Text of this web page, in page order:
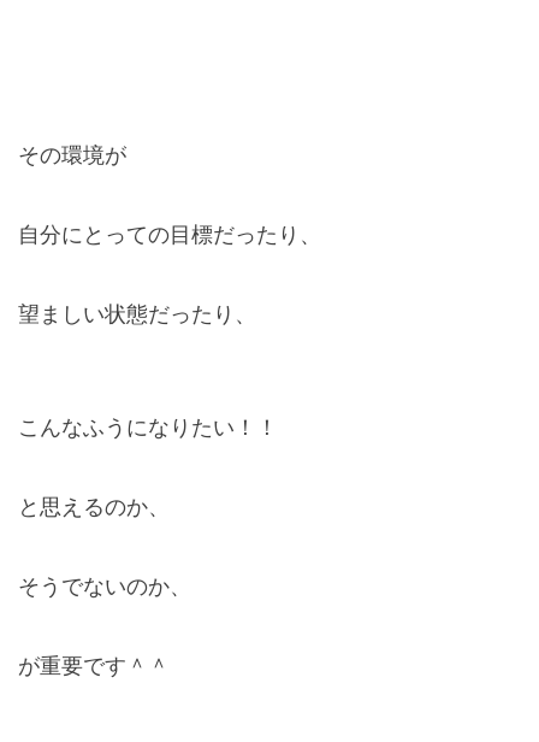
その環境が
自分にとっての目標だったり、
望ましい状態だったり、
こんなふうになりたい！！
と思えるのか、
そうでないのか、
が重要です＾＾